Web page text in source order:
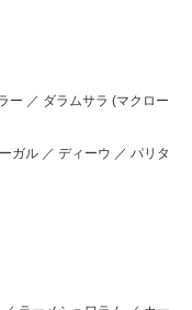
ー ／ ダラムサラ (マクロー
ガル ／ ディーウ ／ パリタ